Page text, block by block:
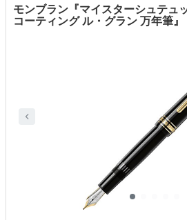
モンブラン『マイスターシュテュ
コーティング ル・グラン 万年筆』